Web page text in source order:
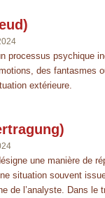
processus psychique
des fantasmes
extérieure.
une manière de
situation souvent
de l’analyste. Dans le